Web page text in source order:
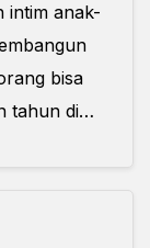
intim anak-
bisa
tahun di…